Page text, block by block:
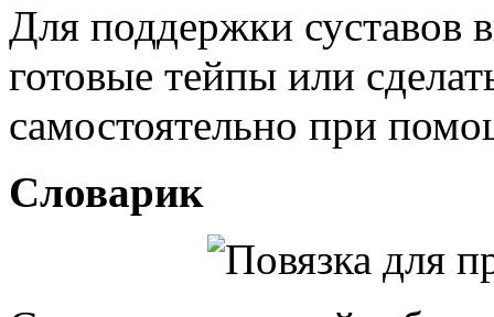
Для поддержки суставов
готовые тейпы или
самостоятельно при
Словарик